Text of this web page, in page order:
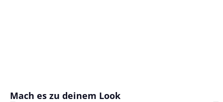
Productgalerij overslaan
Mach es zu deinem Look